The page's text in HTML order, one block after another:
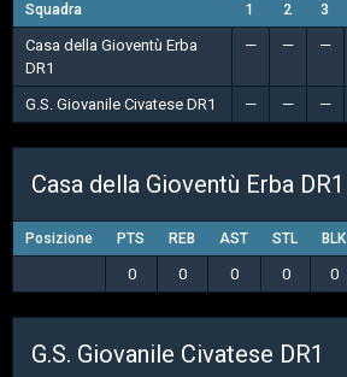
Squadra 1 2 3
Casa della Gioventù Erba
DR1
— — —
G.S. Giovanile Civatese DR1 — — —
Casa della Gioventù Erba DR1
Posizione PTS REB AST STL BLK
0 0 0 0 0
G.S. Giovanile Civatese DR1